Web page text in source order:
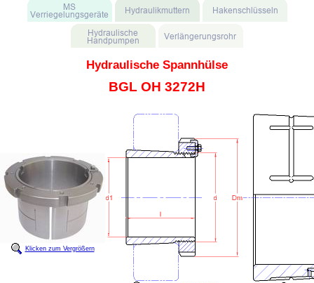
Hydraulische Spannhülse
BGL OH 3272H
Klicken zum Vergrößern